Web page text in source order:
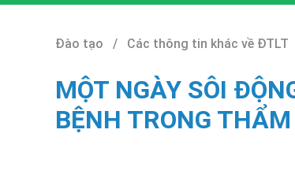
Đào tạo / Các thông tin khác về ĐTLT
MỘT NGÀY SÔI
BỆNH TRONG